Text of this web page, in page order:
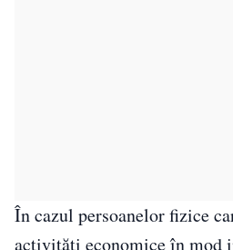
În cazul persoanelor fizice
activități economice în mod